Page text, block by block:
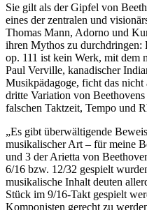
Sie gilt als der Gipfel von
eines der zentralen und
Thomas Mann, Adorno und
ihren Mythos zu durchdringen:
op. 111 ist kein Werk, mit dem
Paul Verville, kanadischer
Musikpädagoge, ficht das
dritte Variation von
falschen Taktzeit, Tempo und
„Es gibt überwältigende
musikalischer Art – für meine
und 3 der Arietta von
6/16 bzw. 12/32 gespielt
musikalische Inhalt deuten
Stück im 9/16-Takt gespielt
Komponisten gerecht zu